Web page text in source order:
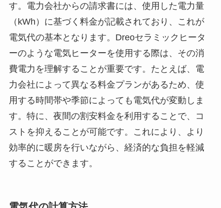
す。電力会社からの請求書には、使用した電力量
（kWh）に基づく料金が記載されており、これが
電気代の基本となります。Dreoセラミックヒータ
ーのような電気ヒーターを使用する際は、その消
費電力を理解することが重要です。たとえば、電
力会社によって異なる料金プランがあるため、使
用する時間帯や季節によっても電気代が変動しま
す。特に、夜間の割安料金を利用することで、コ
ストを抑えることが可能です。これにより、より
効率的に暖房を行いながら、経済的な負担を軽減
することができます。